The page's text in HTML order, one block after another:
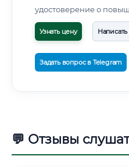
удостоверение о
Узнать цену
Задать вопрос в Telegram
💬 Отзывы